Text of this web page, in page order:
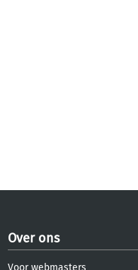
Over ons
Voor webmasters